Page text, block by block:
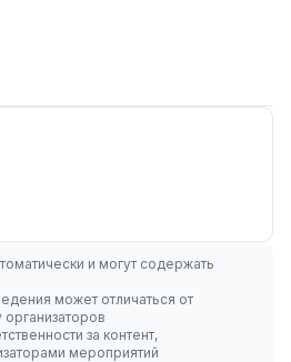
и могут содержать
может отличаться от
организаторов
за контент,
мероприятий